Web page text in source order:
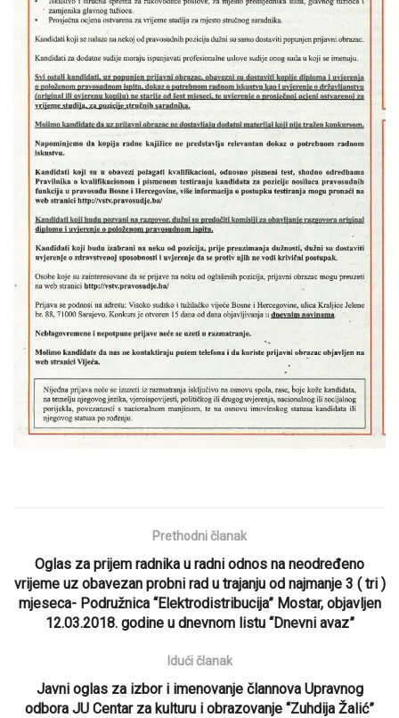
Prethodni članak
Oglas za prijem radnika u radni odnos na neodređeno
vrijeme uz obavezan probni rad u trajanju od najmanje 3 ( tri )
mjeseca- Podružnica “Elektrodistribucija” Mostar, objavljen
12.03.2018. godine u dnevnom listu “Dnevni avaz”
Idući članak
Javni oglas za izbor i imenovanje člannova Upravnog
odbora JU Centar za kulturu i obrazovanje “Zuhdija Žalić”